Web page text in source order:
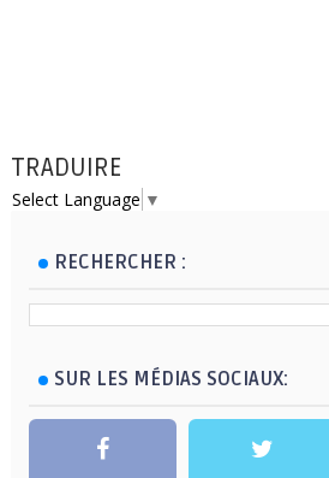
TRADUIRE
Select Language ▼
RECHERCHER :
SUR LES MÉDIAS SOCIAUX: